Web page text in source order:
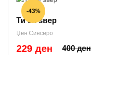
-43%
Ти си ѕвер
Џен Синсеро
400 ден
229 ден